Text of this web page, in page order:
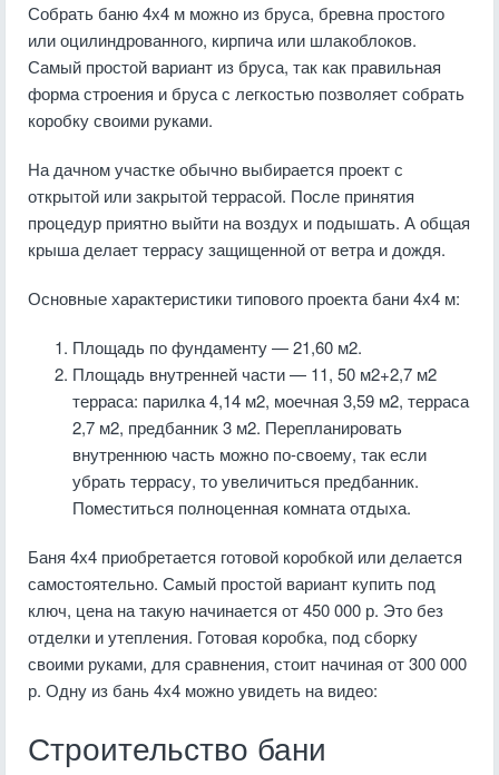
Собрать баню 4х4 м можно из бруса, бревна простого
или оцилиндрованного, кирпича или шлакоблоков.
Самый простой вариант из бруса, так как правильная
форма строения и бруса с легкостью позволяет собрать
коробку своими руками.
На дачном участке обычно выбирается проект с
открытой или закрытой террасой. После принятия
процедур приятно выйти на воздух и подышать. А общая
крыша делает террасу защищенной от ветра и дождя.
Основные характеристики типового проекта бани 4х4 м:
Площадь по фундаменту — 21,60 м2.
Площадь внутренней части — 11, 50 м2+2,7 м2
терраса: парилка 4,14 м2, моечная 3,59 м2, терраса
2,7 м2, предбанник 3 м2. Перепланировать
внутреннюю часть можно по-своему, так если
убрать террасу, то увеличиться предбанник.
Поместиться полноценная комната отдыха.
Баня 4х4 приобретается готовой коробкой или делается
самостоятельно. Самый простой вариант купить под
ключ, цена на такую начинается от 450 000 р. Это без
отделки и утепления. Готовая коробка, под сборку
своими руками, для сравнения, стоит начиная от 300 000
р. Одну из бань 4х4 можно увидеть на видео:
Строительство бани